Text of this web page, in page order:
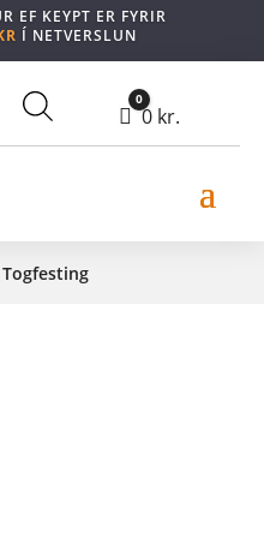
EF KEYPT ER FYRIR
Í NETVERSLUN
Cart
0
0 kr.